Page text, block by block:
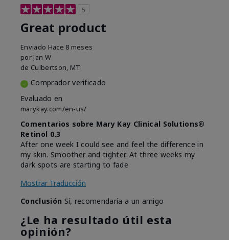
5
Great product
Enviado Hace 8 meses
por Jan W
de Culbertson, MT
Comprador verificado
Evaluado en
marykay.com/en-us/
Comentarios sobre Mary Kay Clinical Solutions®
Retinol 0.3
After one week I could see and feel the difference in
my skin. Smoother and tighter. At three weeks my
dark spots are starting to fade
Mostrar Traducción
Conclusión Sí, recomendaría a un amigo
¿Le ha resultado útil esta
opinión?